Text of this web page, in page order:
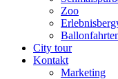
Zoo
City tour
Kontakt
Marketing